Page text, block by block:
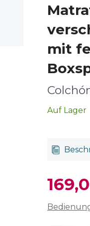
mit
Auf Lager